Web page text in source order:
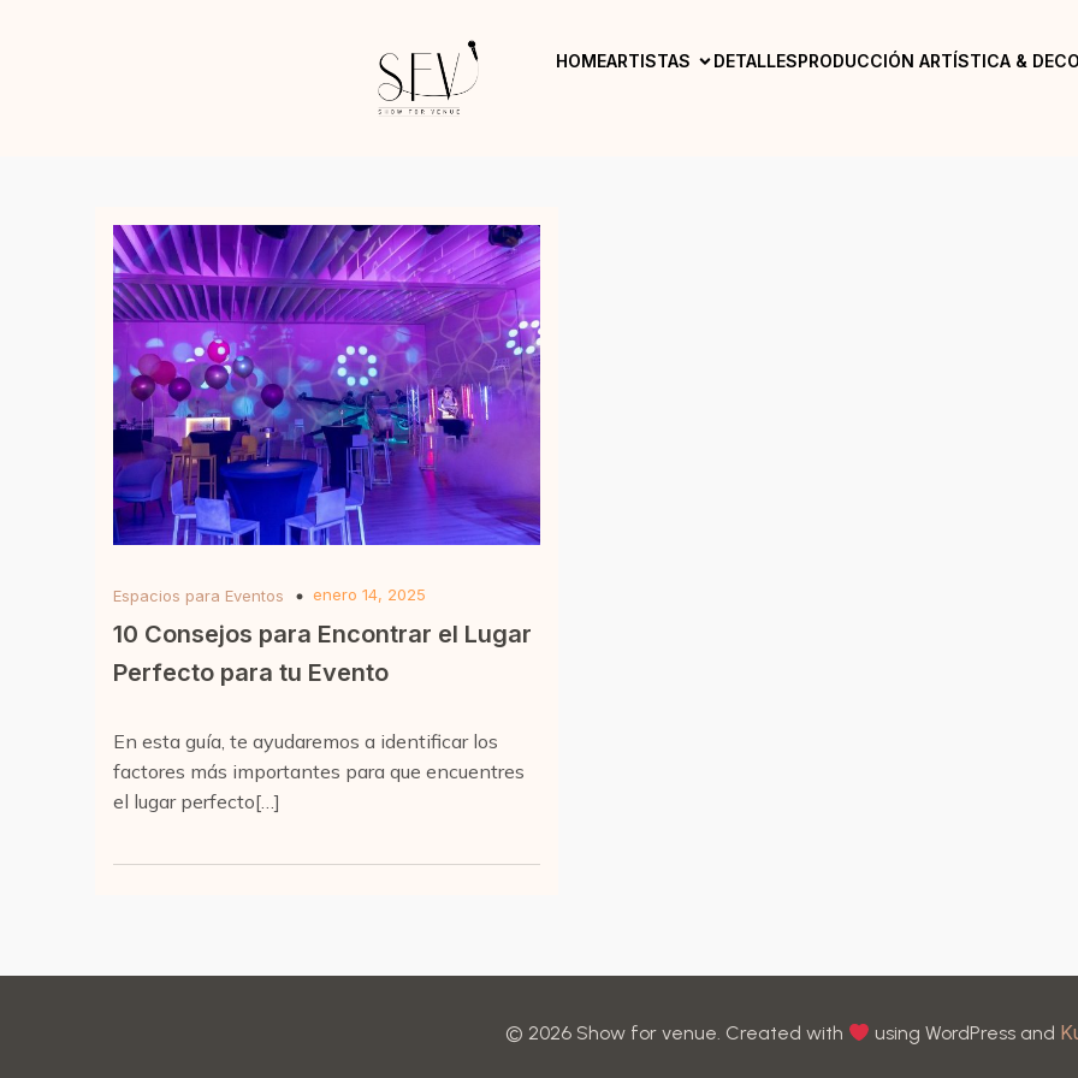
HOMEARTISTAS DETALLESPRODUCCIÓN ARTÍSTICA &
Espacios para Eventos enero 14, 2025
10 Consejos para Encontrar el Lugar
Perfecto para tu Evento
En esta guía, te ayudaremos a identificar los
factores más importantes para que encuentres
el lugar perfecto[…]
© 2026 Show for venue. Created with using WordPress and